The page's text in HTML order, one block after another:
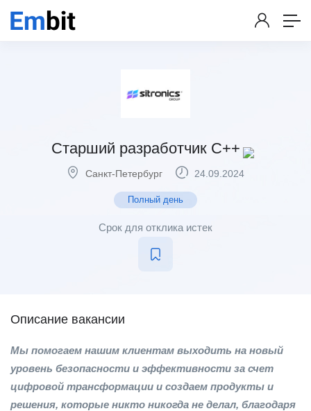
Старший разработчик С++
Санкт-Петербург 24.09.2024
Полный день
Срок для отклика истек
Описание вакансии
Мы помогаем нашим клиентам выходить на новый
уровень безопасности и эффективности за счет
цифровой трансформации и создаем продукты и
решения, которые никто никогда не делал, благодаря